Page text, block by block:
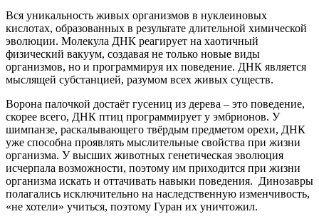
Вся уникальность живых организмов в нуклеиновых
кислотах, образованных в результате длительной химической
эволюции. Молекула ДНК реагирует на хаотичный
физический вакуум, создавая не только новые виды
организмов, но и программируя их поведение. ДНК является
мыслящей субстанцией, разумом всех живых существ.
Ворона палочкой достаёт гусениц из дерева – это поведение,
скорее всего, ДНК птиц программирует у эмбрионов. У
шимпанзе, раскалывающего твёрдым предметом орехи, ДНК
уже способна проявлять мыслительные свойства при жизни
организма. У высших животных генетическая эволюция
исчерпала возможности, поэтому им приходится при жизни
организма искать и оттачивать навыки поведения. Динозавры
полагались исключительно на наследственную изменчивость,
«не хотели» учиться, поэтому Гуран их уничтожил.